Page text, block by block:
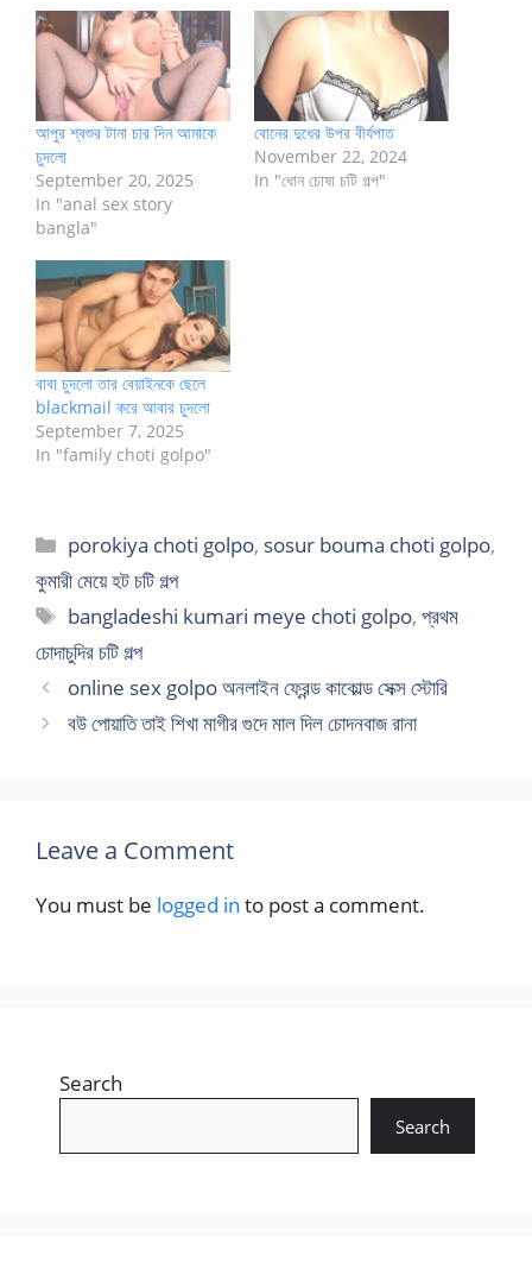
আপুর শ্বশুর টানা চার দিন আমাকে
চুদলো
September 20, 2025
In "anal sex story
bangla"
বোনের দুধের উপর বীর্যপাত
November 22, 2024
In "ধোন চোষা চটি গল্প"
বাবা চুদলো তার বেয়াইনকে ছেলে
blackmail করে আবার চুদলো
September 7, 2025
In "family choti golpo"
Categories
porokiya choti golpo, sosur bouma choti golpo,
কুমারী মেয়ে হট চটি গল্প
Tags
bangladeshi kumari meye choti golpo,প্রথম
চোদাচুদির চটি গল্প
online sex golpo অনলাইন ফ্রেন্ড কাকোল্ড সেক্স স্টোরি
বউ পোয়াতি তাই শিখা মাগীর গুদে মাল দিল চোদনবাজ রানা
Leave a Comment
You must be logged in to post a comment.
Search
Search